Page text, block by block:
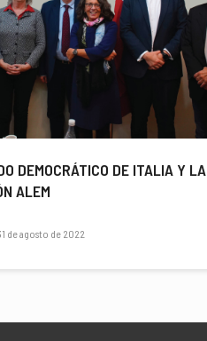
DEMOCRÁTICO DE ITALIA Y LA
ALEM
de agosto de 2022